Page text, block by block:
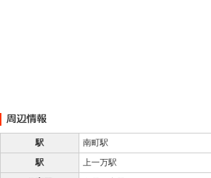
駅 南町駅
駅
上一万駅